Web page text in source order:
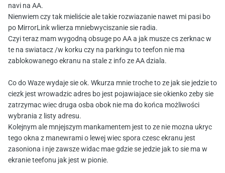
navi na AA.
Nienwiem czy tak mieliście ale takie rozwiazanie nawet mi pasi bo
po MirrorLink wlierza mniebwyciszanie sie radia.
Czyi teraz mam wygodną obsuge po AA a jak musze cs zerknac w
te na swiatacz /w korku czy na parkingu to teefon nie ma
zablokowanego ekranu na stale z info ze AA dziala.
Co do Waze wydaje sie ok. Wkurza mnie troche to ze jak sie jedzie to
ciezk jest wrowadzic adres bo jest pojawiajace sie okienko zeby sie
zatrzymac wiec druga osba obok nie ma do końca możliwości
wybrania z listy adresu.
Kolejnym ale mnjejszym mankamentem jest to ze nie mozna ukryc
tego okna z manewrami o lewej wiec spora czesc ekranu jest
zasoniona i nje zawsze widac mae gdzie se jedzie jak to sie ma w
ekranie teefonu jak jest w pionie.